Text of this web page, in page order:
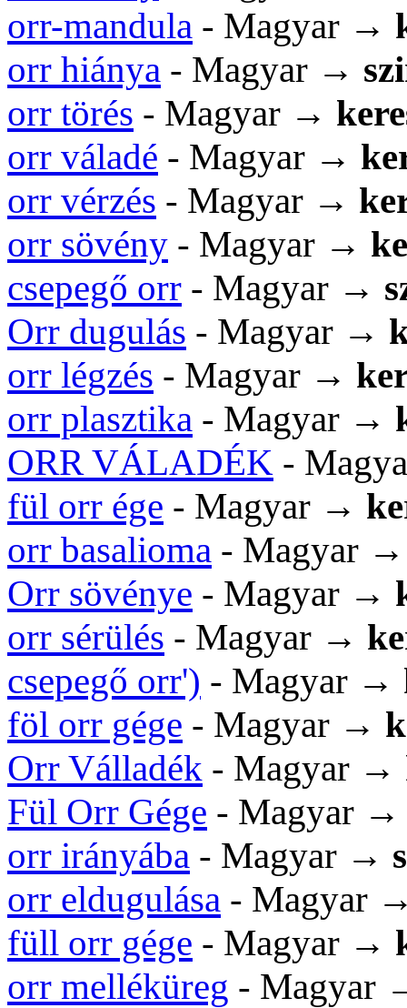
orr-mandula - Magyar →
orr hiánya - Magyar →
orr törés - Magyar →
orr váladé - Magyar →
orr vérzés - Magyar →
orr sövény - Magyar →
csepegő orr - Magyar →
Orr dugulás - Magyar →
orr légzés - Magyar →
orr plasztika - Magyar →
ORR VÁLADÉK -
fül orr ége - Magyar →
orr basalioma - Magyar
Orr sövénye - Magyar →
orr sérülés - Magyar →
csepegő orr') - Magyar →
föl orr gége - Magyar →
Orr Válladék - Magyar →
Fül Orr Gége - Magyar
orr irányába - Magyar →
orr eldugulása - Magyar
füll orr gége - Magyar →
orr melléküreg - Magyar